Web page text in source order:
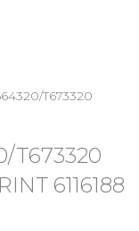
T673320
T673320
6116188